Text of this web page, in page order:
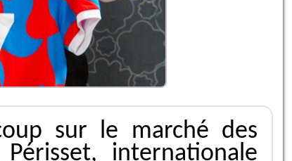
sur le marché des
internationale